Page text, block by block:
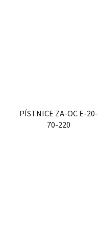
PÍSTNICE ZA-OC E-20-
70-220